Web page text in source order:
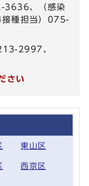
3636、（感染
種担当）075-
2997、
さい
東山区
西京区